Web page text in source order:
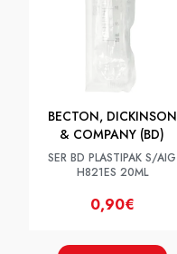
BECTON, DICKINSON
& COMPANY (BD)
SER BD PLASTIPAK S/AIG
H821ES 20ML
0,90€